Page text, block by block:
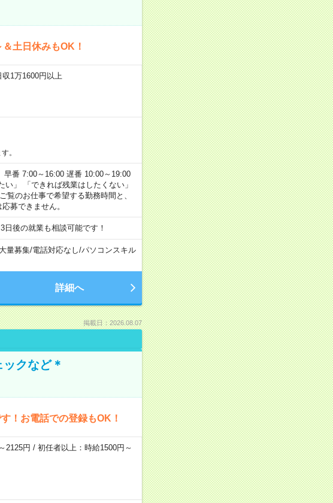
土日休みもOK！
1万1600円以上
。
番 7:00～16:00 遅番 10:00～19:00
い」 「できれば残業はしたくない」
のお仕事で希望する勤務時間と、
募できません。
後の就業も相談可能です！
量募集/電話対応なし/パソコンスキル
詳細へ
掲載日：2026.08.07
クなど＊
！お電話での登録もOK！
2125円 / 初任者以上：時給1500円～